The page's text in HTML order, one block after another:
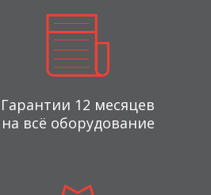
Гарантии 12 месяцев
на всё оборудование